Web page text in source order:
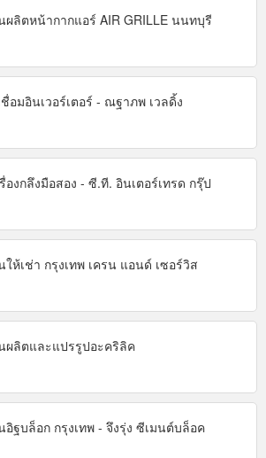
ผลิตหน้ากากแอร์ AIR GRILLE นนทบุรี
ชื่อมอินเวอร์เตอร์ - ณฐาภพ เวลดิ้ง
องกลึงมือสอง - ซี.ที. อินเตอร์เทรด กรุ๊ป
ให้เช่า กรุงเทพ เครน แอนด์ เซอร์วิส
ผลิตและแปรรูปอะคริลิค
อิฐบล็อก กรุงเทพ - จึงรุ่ง ซีเมนต์บล็อค